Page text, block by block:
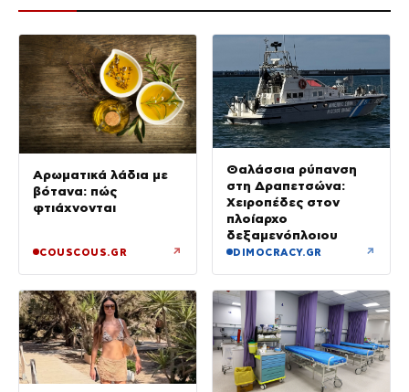
Αρωματικά λάδια με
βότανα: πώς
φτιάχνονται
COUSCOUS.GR ↗
Θαλάσσια ρύπανση
στη Δραπετσώνα:
Χειροπέδες στον
πλοίαρχο
δεξαμενόπλοιου
DIMOCRACY.GR ↗